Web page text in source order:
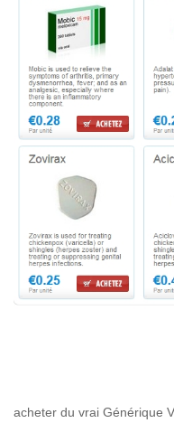
acheter du vrai Générique